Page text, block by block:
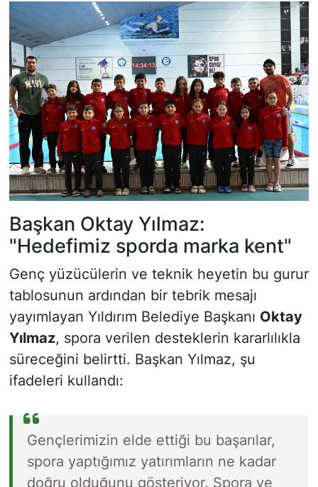
Başkan Oktay Yılmaz:
"Hedefimiz sporda marka kent"
Genç yüzücülerin ve teknik heyetin bu gurur
tablosunun ardından bir tebrik mesajı
yayımlayan Yıldırım Belediye Başkanı Oktay
Yılmaz, spora verilen desteklerin kararlılıkla
süreceğini belirtti. Başkan Yılmaz, şu
ifadeleri kullandı:
Gençlerimizin elde ettiği bu başarılar,
spora yaptığımız yatırımların ne kadar
doğru olduğunu gösteriyor. Spora ve